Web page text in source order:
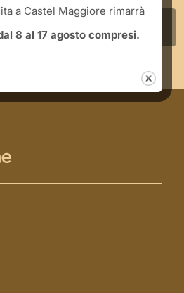
RICHIESTA
a Castel Maggiore rimarrà
8 al 17 agosto compresi.